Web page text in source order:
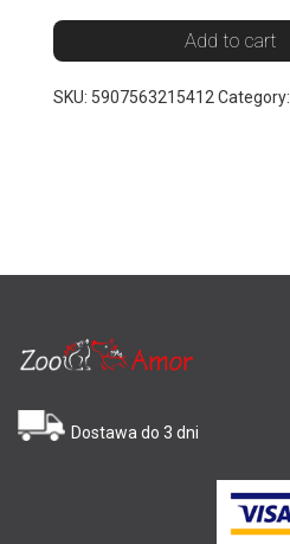
Add to cart
SKU: 5907563215412 Category:
Dostawa do 3 dni